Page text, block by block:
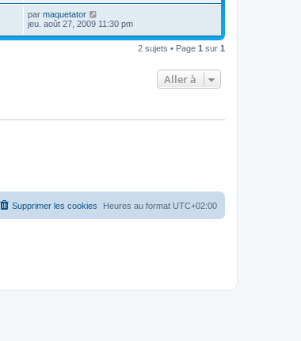
par maquetator
jeu. août 27, 2009 11:30 pm
2 sujets • Page 1 sur 1
Aller à
Heures au format UTC+02:00
Supprimer les cookies